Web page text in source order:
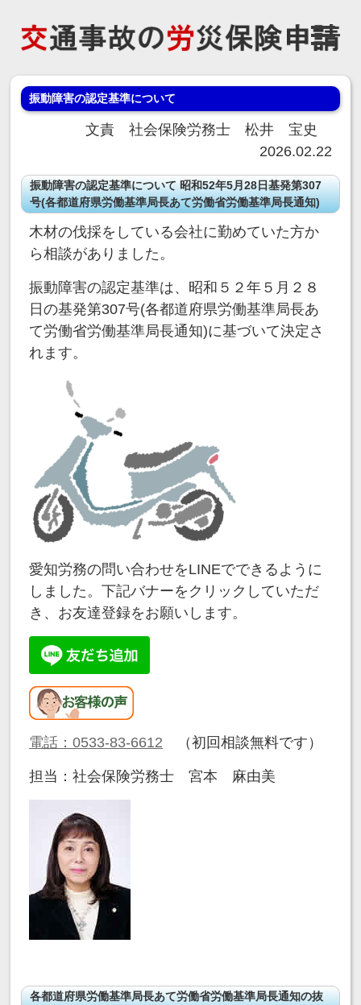
振動障害の認定基準について
文責 社会保険労務士 松井 宝史
2026.02.22
振動障害の認定基準について 昭和52年5月28日基発第307
号(各都道府県労働基準局長あて労働省労働基準局長通知)
木材の伐採をしている会社に勤めていた方か
ら相談がありました。
振動障害の認定基準は、昭和５２年５月２８
日の基発第307号(各都道府県労働基準局長あ
て労働省労働基準局長通知)に基づいて決定さ
れます。
愛知労務の問い合わせをLINEでできるように
しました。下記バナーをクリックしていただ
き、お友達登録をお願いします。
電話：0533-83-6612 （初回相談無料です）
担当：社会保険労務士 宮本 麻由美
各都道府県労働基準局長あて労働省労働基準局長通知の抜